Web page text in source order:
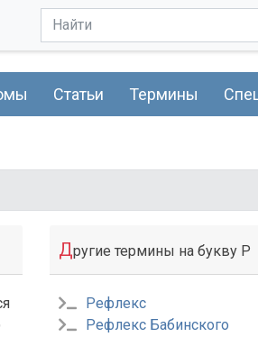
Статьи Термины
Другие термины на букву Р
Рефлекс
Рефлекс Бабинского